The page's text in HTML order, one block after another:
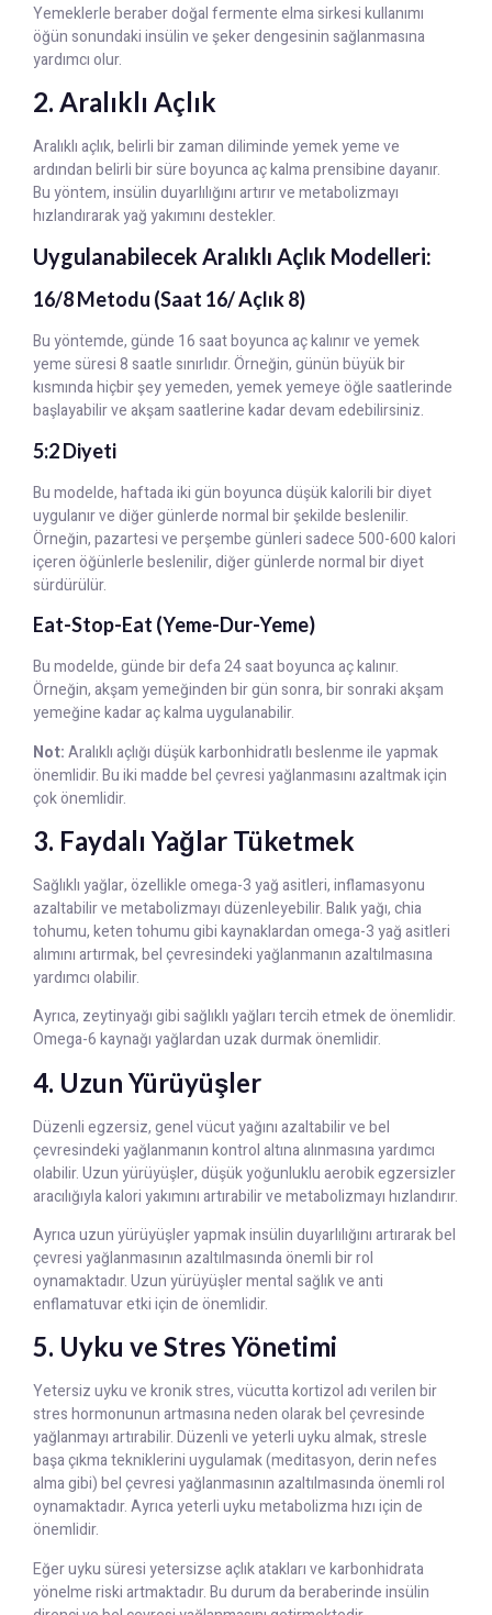
Yemeklerle beraber doğal fermente elma sirkesi kullanımı
öğün sonundaki insülin ve şeker dengesinin sağlanmasına
yardımcı olur.
2. Aralıklı Açlık
Aralıklı açlık, belirli bir zaman diliminde yemek yeme ve
ardından belirli bir süre boyunca aç kalma prensibine dayanır.
Bu yöntem, insülin duyarlılığını artırır ve metabolizmayı
hızlandırarak yağ yakımını destekler.
Uygulanabilecek Aralıklı Açlık Modelleri:
16/8 Metodu (Saat 16/ Açlık 8)
Bu yöntemde, günde 16 saat boyunca aç kalınır ve yemek
yeme süresi 8 saatle sınırlıdır. Örneğin, günün büyük bir
kısmında hiçbir şey yemeden, yemek yemeye öğle saatlerinde
başlayabilir ve akşam saatlerine kadar devam edebilirsiniz.
5:2 Diyeti
Bu modelde, haftada iki gün boyunca düşük kalorili bir diyet
uygulanır ve diğer günlerde normal bir şekilde beslenilir.
Örneğin, pazartesi ve perşembe günleri sadece 500-600 kalori
içeren öğünlerle beslenilir, diğer günlerde normal bir diyet
sürdürülür.
Eat-Stop-Eat (Yeme-Dur-Yeme)
Bu modelde, günde bir defa 24 saat boyunca aç kalınır.
Örneğin, akşam yemeğinden bir gün sonra, bir sonraki akşam
yemeğine kadar aç kalma uygulanabilir.
Not:Aralıklı açlığı düşük karbonhidratlı beslenme ile yapmak
önemlidir. Bu iki madde bel çevresi yağlanmasını azaltmak için
çok önemlidir.
3. Faydalı Yağlar Tüketmek
Sağlıklı yağlar, özellikle omega-3 yağ asitleri, inflamasyonu
azaltabilir ve metabolizmayı düzenleyebilir. Balık yağı, chia
tohumu, keten tohumu gibi kaynaklardan omega-3 yağ asitleri
alımını artırmak, bel çevresindeki yağlanmanın azaltılmasına
yardımcı olabilir.
Ayrıca, zeytinyağı gibi sağlıklı yağları tercih etmek de önemlidir.
Omega-6 kaynağı yağlardan uzak durmak önemlidir.
4. Uzun Yürüyüşler
Düzenli egzersiz, genel vücut yağını azaltabilir ve bel
çevresindeki yağlanmanın kontrol altına alınmasına yardımcı
olabilir. Uzun yürüyüşler, düşük yoğunluklu aerobik egzersizler
aracılığıyla kalori yakımını artırabilir ve metabolizmayı hızlandırır.
Ayrıca uzun yürüyüşler yapmak insülin duyarlılığını artırarak bel
çevresi yağlanmasının azaltılmasında önemli bir rol
oynamaktadır. Uzun yürüyüşler mental sağlık ve anti
enflamatuvar etki için de önemlidir.
5. Uyku ve Stres Yönetimi
Yetersiz uyku ve kronik stres, vücutta kortizol adı verilen bir
stres hormonunun artmasına neden olarak bel çevresinde
yağlanmayı artırabilir. Düzenli ve yeterli uyku almak, stresle
başa çıkma tekniklerini uygulamak (meditasyon, derin nefes
alma gibi) bel çevresi yağlanmasının azaltılmasında önemli rol
oynamaktadır. Ayrıca yeterli uyku metabolizma hızı için de
önemlidir.
Eğer uyku süresi yetersizse açlık atakları ve karbonhidrata
yönelme riski artmaktadır. Bu durum da beraberinde insülin